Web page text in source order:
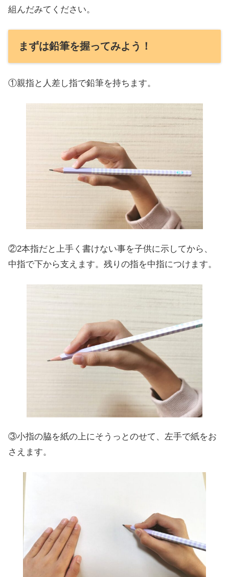
組んだみてください。
まずは鉛筆を握ってみよう！
①親指と人差し指で鉛筆を持ちます。
②2本指だと上手く書けない事を子供に示してから、
中指で下から支えます。残りの指を中指につけます。
③小指の脇を紙の上にそうっとのせて、左手で紙をお
さえます。